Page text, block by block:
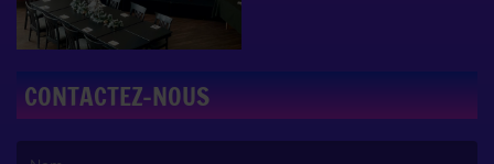
CONTACTEZ-NOUS